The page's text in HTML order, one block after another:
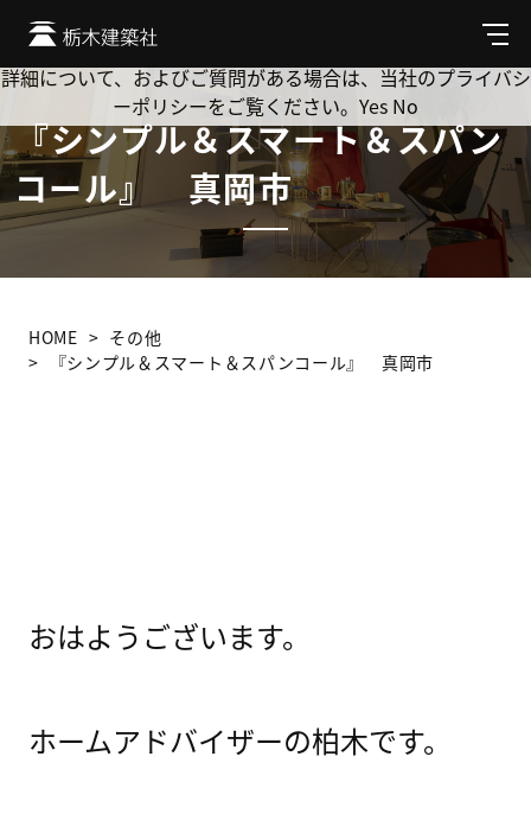
メ
ニ
ュ
『シンプル＆スマート＆スパン
コール』 真岡市
HOME
その他
『シンプル＆スマート＆スパンコール』 真岡市
おはようございます。
ホームアドバイザーの柏木です。
Cookie を使用して、お客様の活動を追跡してもよろしいです
か? 当社ではお客様のプライバシーを極めて重視しています。
詳細について、およびご質問がある場合は、当社のプライバシ
ーポリシーをご覧ください。 Yes No